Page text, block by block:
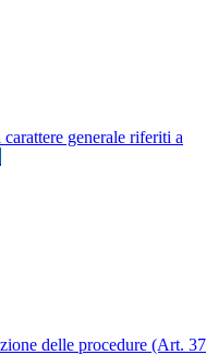
generale riferiti a
delle procedure (Art. 37